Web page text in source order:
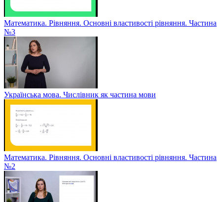
Математика. Рівняння. Основні властивості рівняння. Частина
№3
Українська мова. Числівник як частина мови
Математика. Рівняння. Основні властивості рівняння. Частина
№2